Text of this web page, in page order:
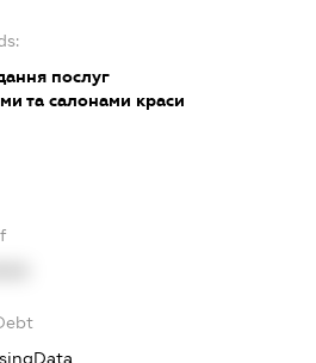
послуг
та салонами краси